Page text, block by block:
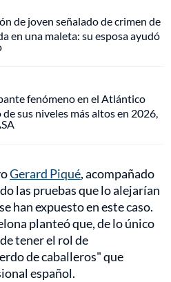
de joven señalado de crimen de
en una maleta: su esposa ayudó
fenómeno en el Atlántico
sus niveles más altos en 2026,
Gerard Piqué, acompañado
las pruebas que lo alejarían
han expuesto en este caso.
planteó que, de lo único
tener el rol de
de caballeros" que
español.